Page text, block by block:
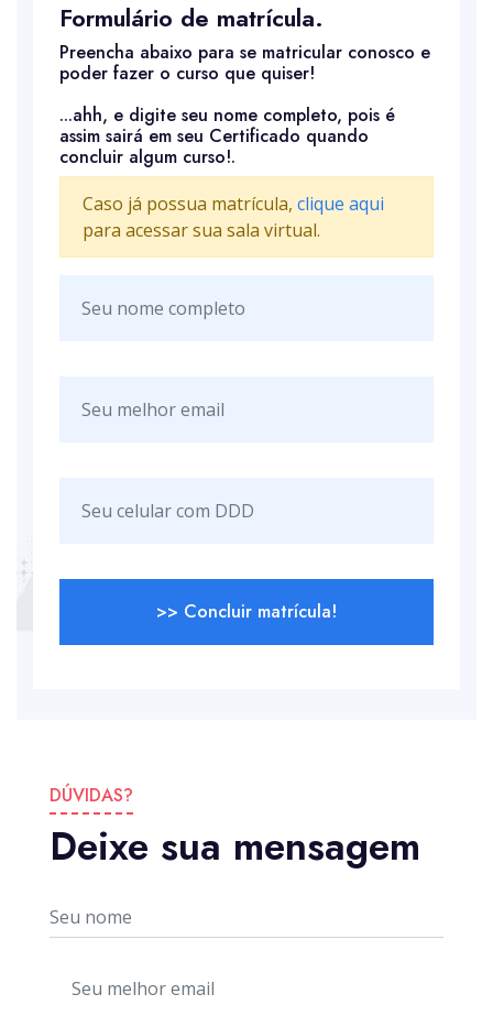
Formulário de matrícula.
Preencha abaixo para se matricular conosco e
poder fazer o curso que quiser!
...ahh, e digite seu nome completo, pois é
assim sairá em seu Certificado quando
concluir algum curso!.
Caso já possua matrícula, clique aqui
para acessar sua sala virtual.
>> Concluir matrícula!
DÚVIDAS?
Deixe sua mensagem